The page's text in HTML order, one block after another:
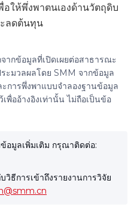
ให้พึ่งพาตนเองด้านวัตถุดิบ
ลดต้นทุน
ากข้อมูลที่เปิดเผยต่อสาธารณะ
ะมวลผลโดย SMM จากข้อมูล
การพึ่งพาแบบจำลองฐานข้อมูล
พื่ออ้างอิงเท่านั้น ไม่ถือเป็นข้อ
อมูลเพิ่มเติม กรุณาติดต่อ:
วิธีการเข้าถึงรายงานการวิจัย